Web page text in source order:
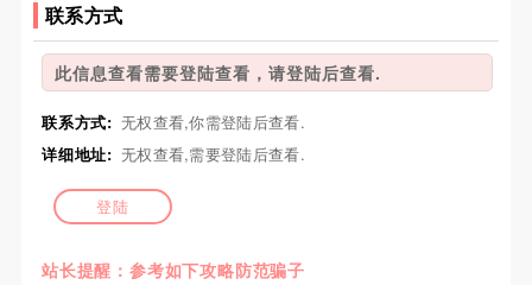
联系方式
此信息查看需要登陆查看，请登陆后查看.
联系方式: 无权查看,你需登陆后查看.
详细地址: 无权查看,需要登陆后查看.
登陆
站长提醒：参考如下攻略防范骗子